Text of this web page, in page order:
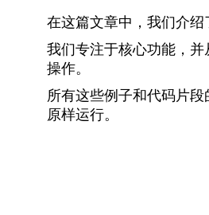
在这篇文章中，我们介
我们专注于核心功能，
操作。
所有这些例子和代码片
原样运行。